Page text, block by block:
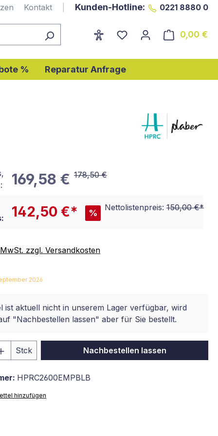
Kontakt Kunden-Hotline: 0221 8880 0
0,00 €
% Reparatur Anfrage
169,58 € 178,50 €
142,50 €* %
Nettolistenpreis: 150,00 €*
zzgl. Versandkosten
2026
ist aktuell nicht in unserem Lager verfügbar, wird
"Nachbestellen lassen" aber für Sie bestellt.
Gib den gewünschten Wert
Stck Nachbestellen lassen
HPRC2600EMPBLB
hinzufügen